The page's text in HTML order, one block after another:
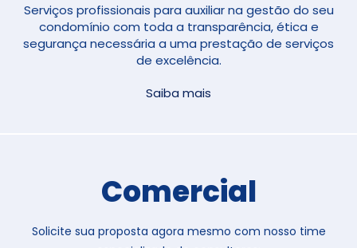
Serviços profissionais para auxiliar na gestão do seu
condomínio com toda a transparência, ética e
segurança necessária a uma prestação de serviços
de excelência.
Saiba mais
Comercial
Solicite sua proposta agora mesmo com nosso time